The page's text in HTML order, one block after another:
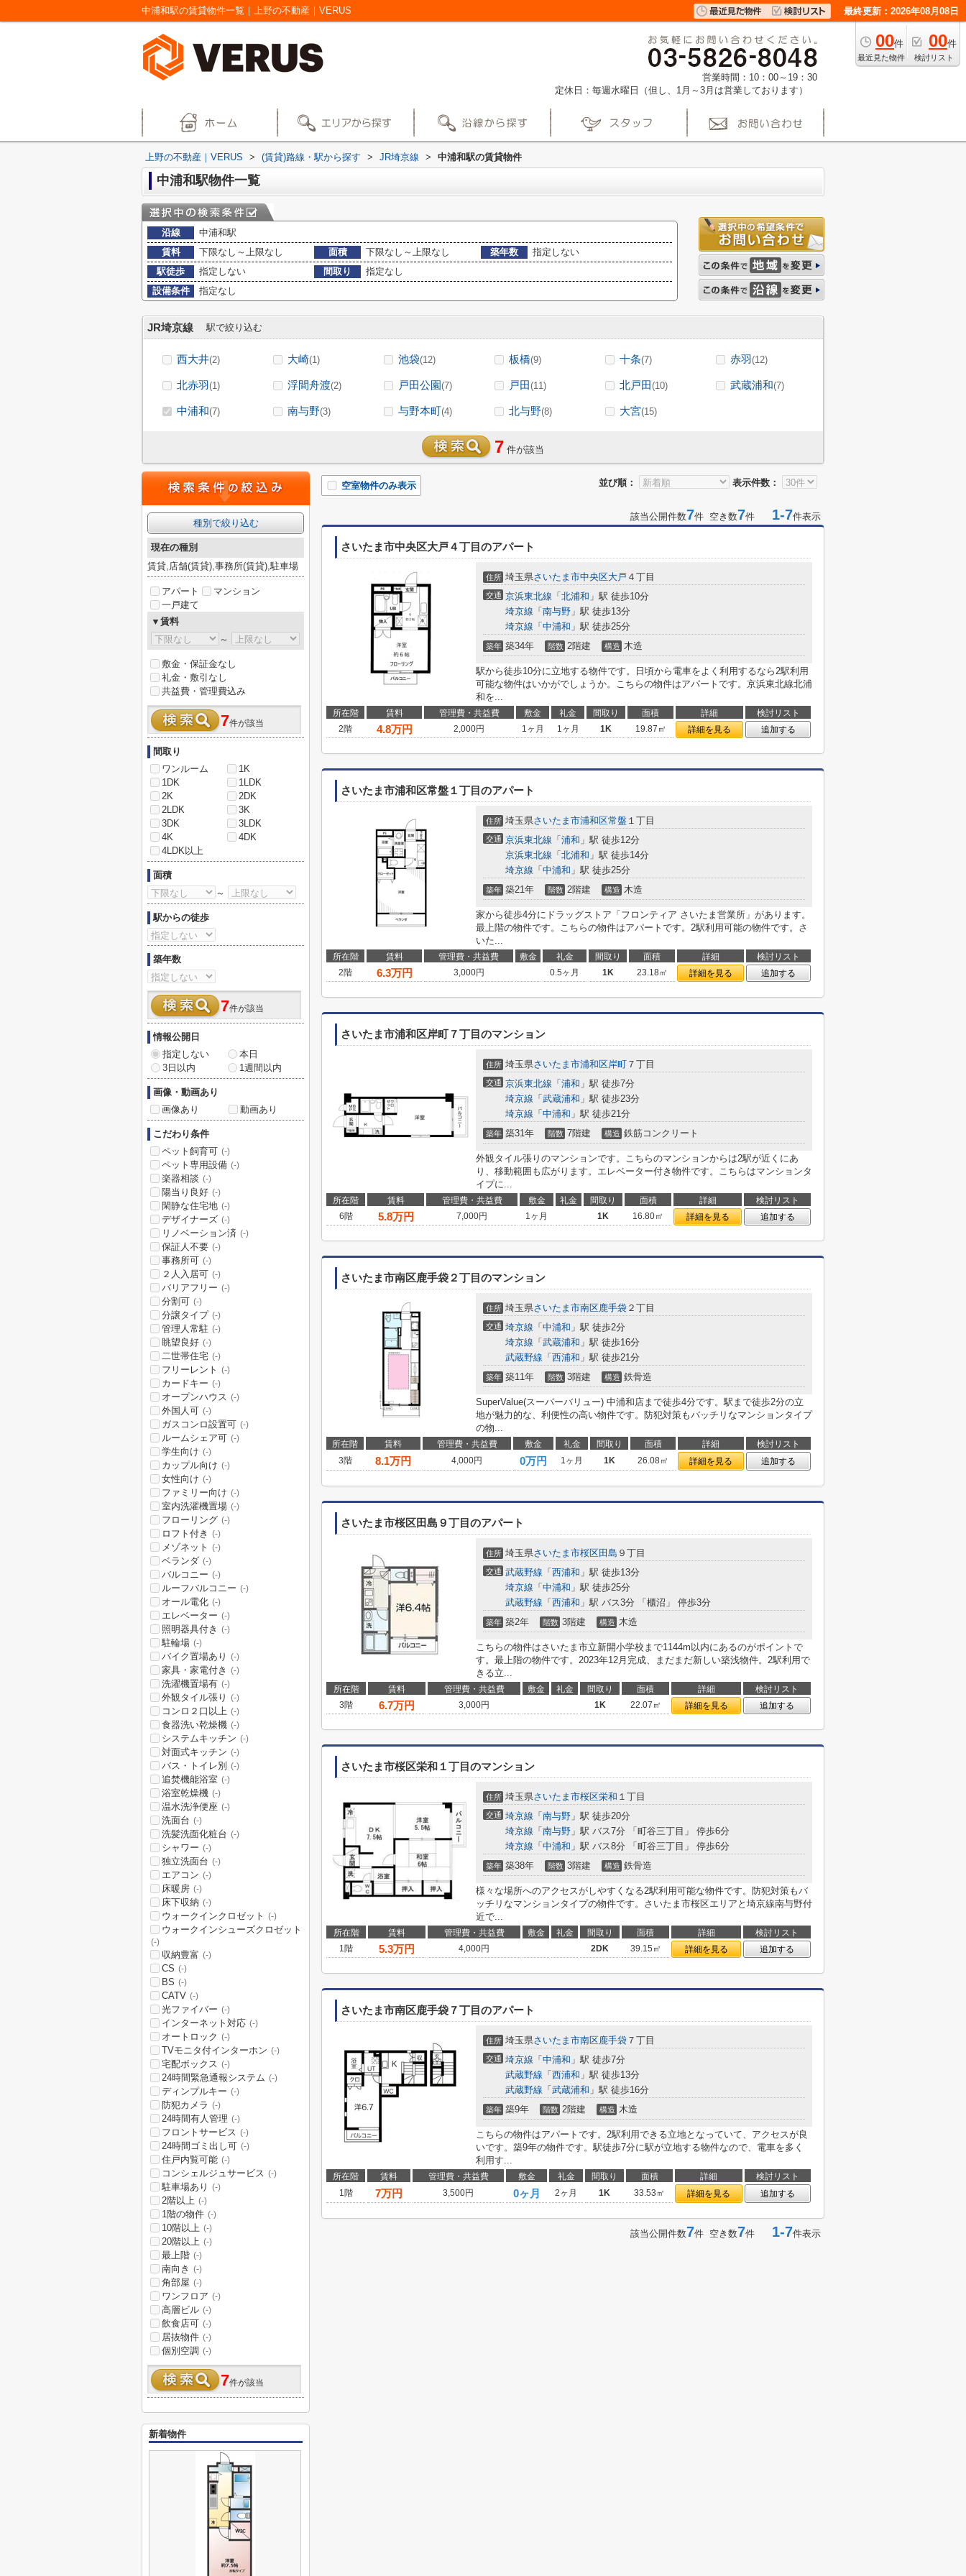
中浦和駅の賃貸物件一覧｜上野の不動産｜VERUS 最終更新：2026年08月08日
00件
最近見た物件
00件
検討リスト
営業時間：10：00～19：30
定休日：毎週水曜日（但し、1月～3月は営業しております）
上野の不動産｜VERUS > (賃貸)路線・駅から探す > JR埼京線 > 中浦和駅の賃貸物件
中浦和駅物件一覧
沿線
中浦和駅
賃料
下限なし～上限なし 面積 下限なし～上限なし 築年数
指定しない
駅徒歩
指定しない 間取り
指定なし
設備条件
指定なし
JR埼京線 駅で絞り込む
西大井(2) 大崎(1) 池袋(12) 板橋(9) 十条(7) 赤羽(12)
北赤羽(1) 浮間舟渡(2) 戸田公園(7) 戸田(11) 北戸田(10) 武蔵浦和(7)
中浦和(7) 南与野(3) 与野本町(4) 北与野(8) 大宮(15)
7 件が該当
並び順： 表示件数：
空室物件のみ表示
該当公開件数7件 空き数7件 1-7件表示
さいたま市中央区大戸４丁目のアパート
住所 埼玉県さいたま市中央区大戸 ４丁目
交通 京浜東北線 「 北浦和 」駅 徒歩10分
埼京線 「 南与野 」駅 徒歩13分
埼京線 「 中浦和 」駅 徒歩25分
築年 築34年 階数 2階建 構造 木造
駅から徒歩10分に立地する物件です。日頃から電車をよく利用するなら2駅利用
可能な物件はいかがでしょうか。こちらの物件はアパートです。京浜東北線北浦
和を...
所在階 賃料 管理費・共益費 敷金 礼金 間取り 面積 詳細
検討リスト
2階
4.8万円 2,000円 1ヶ月 1ヶ月 1K 19.87㎡ 詳細を見る 追加する
さいたま市浦和区常盤１丁目のアパート
住所 埼玉県さいたま市浦和区常盤 １丁目
交通 京浜東北線 「 浦和 」駅 徒歩12分
京浜東北線 「 北浦和 」駅 徒歩14分
埼京線 「 中浦和 」駅 徒歩25分
築年 築21年 階数 2階建 構造 木造
家から徒歩4分にドラッグストア「フロンティア さいたま営業所」があります。
最上階の物件です。こちらの物件はアパートです。2駅利用可能の物件です。さ
いた...
所在階 賃料 管理費・共益費 敷金 礼金 間取り 面積 詳細
検討リスト
2階
6.3万円 3,000円 0.5ヶ月 1K 23.18㎡ 詳細を見る 追加する
さいたま市浦和区岸町７丁目のマンション
住所 埼玉県さいたま市浦和区岸町 ７丁目
交通 京浜東北線 「 浦和 」駅 徒歩7分
埼京線 「 武蔵浦和 」駅 徒歩23分
埼京線 「 中浦和 」駅 徒歩21分
築年 築31年 階数 7階建 構造 鉄筋コンクリート
外観タイル張りのマンションです。こちらのマンションからは2駅が近くにあ
り、移動範囲も広がります。エレベーター付き物件です。こちらはマンションタ
イプに...
所在階 賃料 管理費・共益費 敷金 礼金 間取り 面積 詳細
検討リスト
6階
5.8万円 7,000円 1ヶ月 1K 16.80㎡ 詳細を見る 追加する
さいたま市南区鹿手袋２丁目のマンション
住所 埼玉県さいたま市南区鹿手袋 ２丁目
交通 埼京線 「 中浦和 」駅 徒歩2分
埼京線 「 武蔵浦和 」駅 徒歩16分
武蔵野線 「 西浦和 」駅 徒歩21分
築年 築11年 階数 3階建 構造 鉄骨造
SuperValue(スーパーバリュー) 中浦和店まで徒歩4分です。駅まで徒歩2分の立
地が魅力的な、利便性の高い物件です。防犯対策もバッチリなマンションタイプ
の物...
所在階 賃料 管理費・共益費 敷金 礼金 間取り 面積 詳細
検討リスト
3階
8.1万円 4,000円 0万円 1ヶ月 1K 26.08㎡ 詳細を見る 追加する
さいたま市桜区田島９丁目のアパート
住所 埼玉県さいたま市桜区田島 ９丁目
交通 武蔵野線 「 西浦和 」駅 徒歩13分
埼京線 「 中浦和 」駅 徒歩25分
武蔵野線 「 西浦和 」駅 バス3分 「櫃沼」 停歩3分
築年 築2年 階数 3階建 構造 木造
こちらの物件はさいたま市立新開小学校まで1144m以内にあるのがポイントで
す。最上階の物件です。2023年12月完成、まだまだ新しい築浅物件。2駅利用で
きる立...
所在階 賃料 管理費・共益費 敷金 礼金 間取り 面積 詳細
検討リスト
3階
6.7万円 3,000円 1K 22.07㎡ 詳細を見る 追加する
さいたま市桜区栄和１丁目のマンション
住所 埼玉県さいたま市桜区栄和 １丁目
交通 埼京線 「 南与野 」駅 徒歩20分
埼京線 「 南与野 」駅 バス7分 「町谷三丁目」 停歩6分
埼京線 「 中浦和 」駅 バス8分 「町谷三丁目」 停歩6分
築年 築38年 階数 3階建 構造 鉄骨造
様々な場所へのアクセスがしやすくなる2駅利用可能な物件です。防犯対策もバ
ッチリなマンションタイプの物件です。さいたま市桜区エリアと埼京線南与野付
近で...
所在階 賃料 管理費・共益費 敷金 礼金 間取り 面積 詳細
検討リスト
1階
5.3万円 4,000円 2DK 39.15㎡ 詳細を見る 追加する
さいたま市南区鹿手袋７丁目のアパート
住所 埼玉県さいたま市南区鹿手袋 ７丁目
交通 埼京線 「 中浦和 」駅 徒歩7分
武蔵野線 「 西浦和 」駅 徒歩13分
武蔵野線 「 武蔵浦和 」駅 徒歩16分
築年 築9年 階数 2階建 構造 木造
こちらの物件はアパートです。2駅利用できる立地となっていて、アクセスが良
いです。築9年の物件です。駅徒歩7分に駅が立地する物件なので、電車を多く
利用す...
所在階 賃料 管理費・共益費 敷金 礼金 間取り 面積 詳細
検討リスト
1階
7万円 3,500円 0ヶ月 2ヶ月 1K 33.53㎡ 詳細を見る 追加する
該当公開件数7件 空き数7件 1-7件表示
種別で絞り込む
現在の種別
賃貸,店舗(賃貸),事務所(賃貸),駐車場
アパート
マンション
一戸建て
▼賃料
～
敷金・保証金なし
礼金・敷引なし
共益費・管理費込み
7件が該当
間取り
ワンルーム
1K
1DK
1LDK
2K
2DK
2LDK
3K
3DK
3LDK
4K
4DK
4LDK以上
面積
～
駅からの徒歩
築年数
7件が該当
情報公開日
指定しない
本日
3日以内
1週間以内
画像・動画あり
画像あり
動画あり
こだわり条件
ペット飼育可 (-)
ペット専用設備 (-)
楽器相談 (-)
陽当り良好 (-)
閑静な住宅地 (-)
デザイナーズ (-)
リノベーション済 (-)
保証人不要 (-)
事務所可 (-)
２人入居可 (-)
バリアフリー (-)
分割可 (-)
分譲タイプ (-)
管理人常駐 (-)
眺望良好 (-)
二世帯住宅 (-)
フリーレント (-)
カードキー (-)
オープンハウス (-)
外国人可 (-)
ガスコンロ設置可 (-)
ルームシェア可 (-)
学生向け (-)
カップル向け (-)
女性向け (-)
ファミリー向け (-)
室内洗濯機置場 (-)
フローリング (-)
ロフト付き (-)
メゾネット (-)
ベランダ (-)
バルコニー (-)
ルーフバルコニー (-)
オール電化 (-)
エレベーター (-)
照明器具付き (-)
駐輪場 (-)
バイク置場あり (-)
家具・家電付き (-)
洗濯機置場有 (-)
外観タイル張り (-)
コンロ２口以上 (-)
食器洗い乾燥機 (-)
システムキッチン (-)
対面式キッチン (-)
バス・トイレ別 (-)
追焚機能浴室 (-)
浴室乾燥機 (-)
温水洗浄便座 (-)
洗面台 (-)
洗髪洗面化粧台 (-)
シャワー (-)
独立洗面台 (-)
エアコン (-)
床暖房 (-)
床下収納 (-)
ウォークインクロゼット (-)
ウォークインシューズクロゼット
(-)
収納豊富 (-)
CS (-)
BS (-)
CATV (-)
光ファイバー (-)
インターネット対応 (-)
オートロック (-)
TVモニタ付インターホン (-)
宅配ボックス (-)
24時間緊急通報システム (-)
ディンプルキー (-)
防犯カメラ (-)
24時間有人管理 (-)
フロントサービス (-)
24時間ゴミ出し可 (-)
住戸内覧可能 (-)
コンシェルジュサービス (-)
駐車場あり (-)
2階以上 (-)
1階の物件 (-)
10階以上 (-)
20階以上 (-)
最上階 (-)
南向き (-)
角部屋 (-)
ワンフロア (-)
高層ビル (-)
飲食店可 (-)
居抜物件 (-)
個別空調 (-)
7件が該当
新着物件